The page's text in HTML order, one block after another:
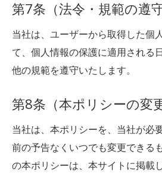
第7条（法令・規範の遵守
当社は、ユーザーから取得した個
て、個人情報の保護に適用される
他の規範を遵守いたします。
第8条（本ポリシーの変更
当社は、本ポリシーを、当社が必
前の予告なくいつでも変更できる
の本ポリシーは、本サイトに掲載